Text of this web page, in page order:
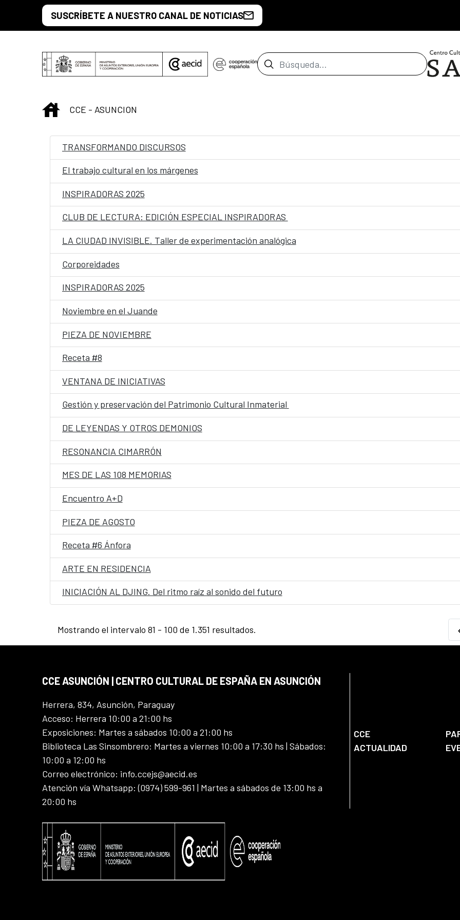
Saltar al contenido principal
SUSCRÍBETE A NUESTRO CANAL DE NOTICIAS
Barra de búsqueda
INICIO
CCE - ASUNCION
TRANSFORMANDO DISCURSOS
El trabajo cultural en los márgenes
INSPIRADORAS 2025
CLUB DE LECTURA: EDICIÓN ESPECIAL INSPIRADORAS
LA CIUDAD INVISIBLE. Taller de experimentación analógica
Corporeidades
INSPIRADORAS 2025
Noviembre en el Juande
PIEZA DE NOVIEMBRE
Receta #8
VENTANA DE INICIATIVAS
Gestión y preservación del Patrimonio Cultural Inmaterial
DE LEYENDAS Y OTROS DEMONIOS
RESONANCIA CIMARRÓN
MES DE LAS 108 MEMORIAS
Encuentro A+D
PIEZA DE AGOSTO
Receta #6 Ánfora
ARTE EN RESIDENCIA
INICIACIÓN AL DJING. Del ritmo raíz al sonido del futuro
Mostrando el intervalo 81 - 100 de 1.351 resultados.
CCE ASUNCIÓN | CENTRO CULTURAL DE ESPAÑA EN ASUNCIÓN
Herrera, 834, Asunción, Paraguay
Acceso: Herrera 10:00 a 21:00 hs
Exposiciones: Martes a sábados 10:00 a 21:00 hs
Biblioteca Las Sinsombrero: Martes a viernes 10:00 a 17:30 hs | Sábados:
10:00 a 12:00 hs
Correo electrónico: info.ccejs@aecid.es
Atención vía Whatsapp: (0974) 599-961 | Martes a sábados de 13:00 hs a
20:00 hs
CCE
ACTUALIDAD